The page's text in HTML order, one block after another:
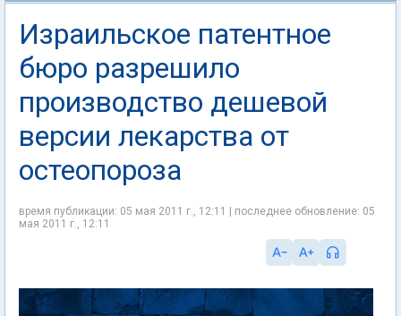
Израильское патентное
бюро разрешило
производство дешевой
версии лекарства от
остеопороза
время публикации: 05 мая 2011 г., 12:11 | последнее обновление: 05
мая 2011 г., 12:11